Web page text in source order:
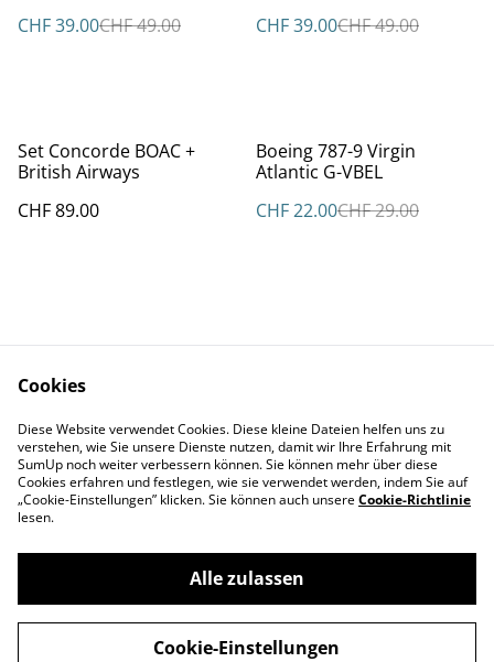
CHF 39.00CHF 49.00
CHF 39.00CHF 49.00
Set Concorde BOAC +
British Airways
CHF 89.00
%
Boeing 787-9 Virgin
Atlantic G-VBEL
CHF 22.00CHF 29.00
Datenschutz
Cookie Policy
Impressum
©2026Aviatikboerse Top Shop
Cookies
Diese Website verwendet Cookies. Diese kleine Dateien helfen uns zu
verstehen, wie Sie unsere Dienste nutzen, damit wir Ihre Erfahrung mit
SumUp noch weiter verbessern können. Sie können mehr über diese
Cookies erfahren und festlegen, wie sie verwendet werden, indem Sie auf
„Cookie-Einstellungen” klicken. Sie können auch unsereCookie-Richtlinie
lesen.
Alle zulassen
Cookie-Einstellungen